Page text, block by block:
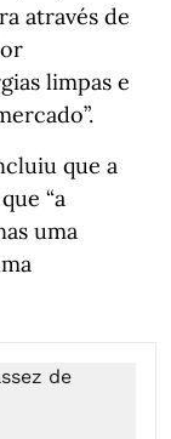
através de
limpas e
que a
“a
uma